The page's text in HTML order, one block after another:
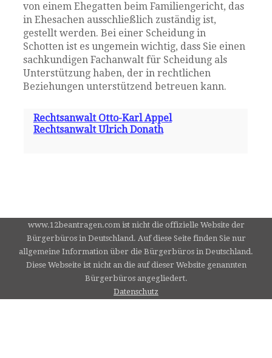
von einem Ehegatten beim Familiengericht, das
in Ehesachen ausschließlich zuständig ist,
gestellt werden. Bei einer Scheidung in
Schotten ist es ungemein wichtig, dass Sie einen
sachkundigen Fachanwalt für Scheidung als
Unterstützung haben, der in rechtlichen
Beziehungen unterstützend betreuen kann.
Rechtsanwalt Otto-Karl Appel
Rechtsanwalt Ulrich Donath
www.12beantragen.com ist nicht die offizielle Website der
Bürgerbüros in Deutschland. Auf diese Seite finden Sie nur
allgemeine Information über die Bürgerbüros in Deutschland.
Diese Webseite ist nicht an die auf dieser Website genannten
Bürgerbüros angegliedert.
Datenschutz